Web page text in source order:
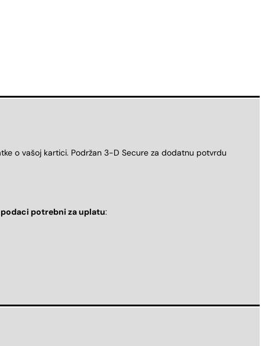
o vašoj kartici. Podržan 3-D Secure za dodatnu potvrdu
podaci potrebni za uplatu: